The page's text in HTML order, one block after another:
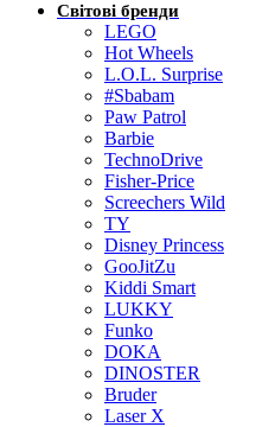
Світові бренди
LEGO
Hot Wheels
L.O.L. Surprise
#Sbabam
Paw Patrol
Barbie
TechnoDrive
Fisher-Price
Screechers Wild
TY
Disney Princess
GooJitZu
Kiddi Smart
LUKKY
Funko
DOKA
DINOSTER
Bruder
Laser X